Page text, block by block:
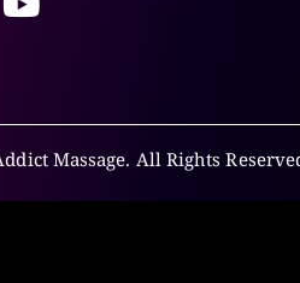
Massage. All Rights